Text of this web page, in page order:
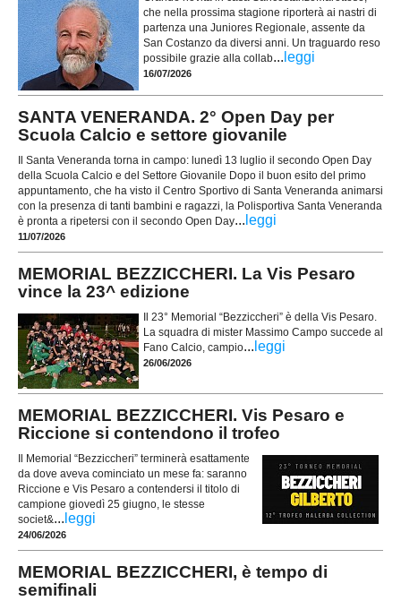
che nella prossima stagione riporterà ai nastri di
partenza una Juniores Regionale, assente da
San Costanzo da diversi anni. Un traguardo reso
possibile grazie alla collab... leggi
16/07/2026
SANTA VENERANDA. 2° Open Day per
Scuola Calcio e settore giovanile
Il Santa Veneranda torna in campo: lunedì 13 luglio il secondo Open Day
della Scuola Calcio e del Settore Giovanile Dopo il buon esito del primo
appuntamento, che ha visto il Centro Sportivo di Santa Veneranda animarsi
con la presenza di tanti bambini e ragazzi, la Polisportiva Santa Veneranda
è pronta a ripetersi con il secondo Open Day... leggi
11/07/2026
MEMORIAL BEZZICCHERI. La Vis Pesaro
vince la 23^ edizione
Il 23° Memorial “Bezziccheri” è della Vis Pesaro.
La squadra di mister Massimo Campo succede al
Fano Calcio, campio... leggi
26/06/2026
MEMORIAL BEZZICCHERI. Vis Pesaro e
Riccione si contendono il trofeo
Il Memorial “Bezziccheri” terminerà esattamente
da dove aveva cominciato un mese fa: saranno
Riccione e Vis Pesaro a contendersi il titolo di
campione giovedì 25 giugno, le stesse
societ&... leggi
24/06/2026
MEMORIAL BEZZICCHERI, è tempo di
semifinali